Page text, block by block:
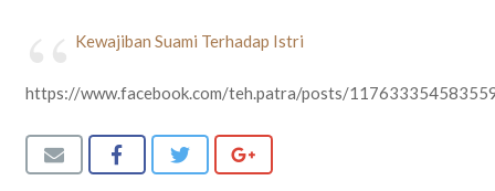
Kewajiban Suami Terhadap Istri
https://www.facebook.com/teh.patra/posts/